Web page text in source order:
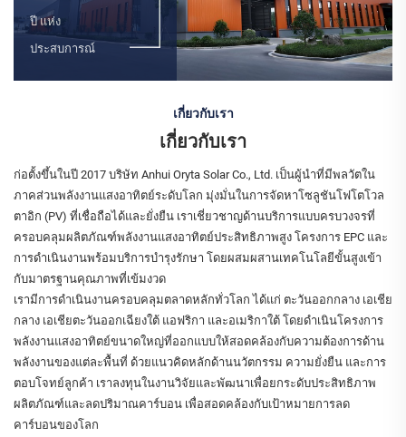
ปี แห่ง
ประสบการณ์
เกี่ยวกับเรา
เกี่ยวกับเรา
ก่อตั้งขึ้นในปี 2017 บริษัท Anhui Oryta Solar Co., Ltd. เป็นผู้นำที่มีพลวัตใน
ภาคส่วนพลังงานแสงอาทิตย์ระดับโลก มุ่งมั่นในการจัดหาโซลูชันโฟโตโวล
ตาอิก (PV) ที่เชื่อถือได้และยั่งยืน เราเชี่ยวชาญด้านบริการแบบครบวงจรที่
ครอบคลุมผลิตภัณฑ์พลังงานแสงอาทิตย์ประสิทธิภาพสูง โครงการ EPC และ
การดำเนินงานพร้อมบริการบำรุงรักษา โดยผสมผสานเทคโนโลยีขั้นสูงเข้า
กับมาตรฐานคุณภาพที่เข้มงวด
เรามีการดำเนินงานครอบคลุมตลาดหลักทั่วโลก ได้แก่ ตะวันออกกลาง เอเชีย
กลาง เอเชียตะวันออกเฉียงใต้ แอฟริกา และอเมริกาใต้ โดยดำเนินโครงการ
พลังงานแสงอาทิตย์ขนาดใหญ่ที่ออกแบบให้สอดคล้องกับความต้องการด้าน
พลังงานของแต่ละพื้นที่ ด้วยแนวคิดหลักด้านนวัตกรรม ความยั่งยืน และการ
ตอบโจทย์ลูกค้า เราลงทุนในงานวิจัยและพัฒนาเพื่อยกระดับประสิทธิภาพ
ผลิตภัณฑ์และลดปริมาณคาร์บอน เพื่อสอดคล้องกับเป้าหมายการลด
คาร์บอนของโลก